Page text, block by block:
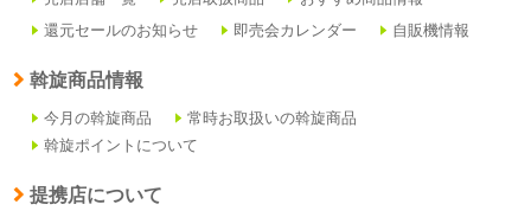
還元セールのお知らせ
即売会カレンダー 自販機情報
斡旋商品情報
今月の斡旋商品
常時お取扱いの斡旋商品
斡旋ポイントについて
提携店について